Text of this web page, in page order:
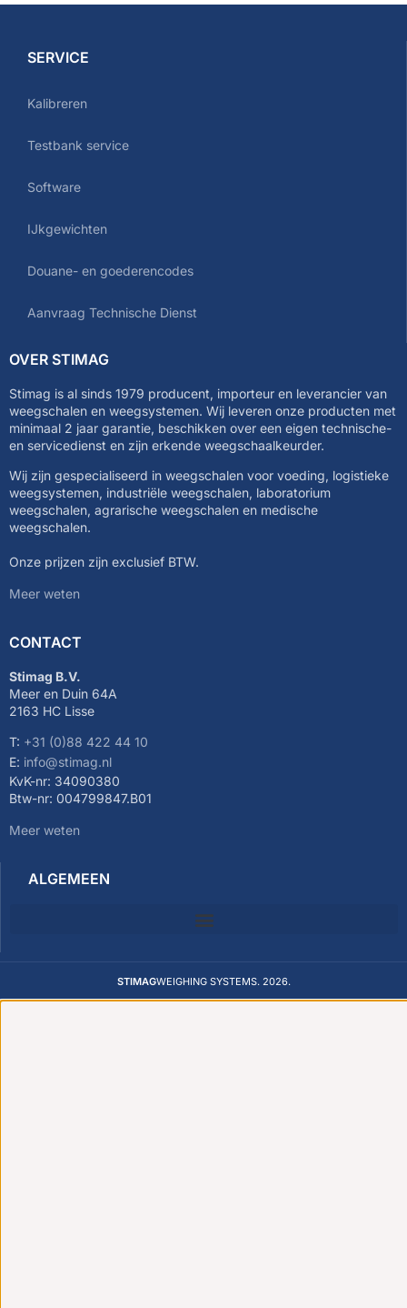
SERVICE
Kalibreren
Testbank service
Software
IJkgewichten
Douane- en goederencodes
Aanvraag Technische Dienst
OVER STIMAG
Stimag is al sinds 1979 producent, importeur en leverancier van
weegschalen en weegsystemen. Wij leveren onze producten met
minimaal 2 jaar garantie, beschikken over een eigen technische-
en servicedienst en zijn erkende weegschaalkeurder.
Wij zijn gespecialiseerd in weegschalen voor voeding, logistieke
weegsystemen, industriële weegschalen, laboratorium
weegschalen, agrarische weegschalen en medische
weegschalen.
Onze prijzen zijn exclusief BTW.
Meer weten
CONTACT
Stimag B.V.
Meer en Duin 64A
2163 HC Lisse
T: +31 (0)88 422 44 10
E: info@stimag.nl
KvK-nr: 34090380
Btw-nr: 004799847.B01
Meer weten
ALGEMEEN
STIMAGWEIGHING SYSTEMS. 2026.